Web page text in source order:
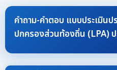
คำถาม-คำตอบ แบบประเมิน
ปกครองส่วนท้องถิ่น (LPA)